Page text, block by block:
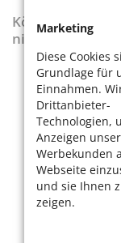
Marketing
Diese Cookies
Grundlage für
Einnahmen.
Drittanbieter-
Technologien,
Anzeigen
Werbekunden
Webseite
und sie Ihnen
zeigen.
KölnerLeben-
nicht reicht“